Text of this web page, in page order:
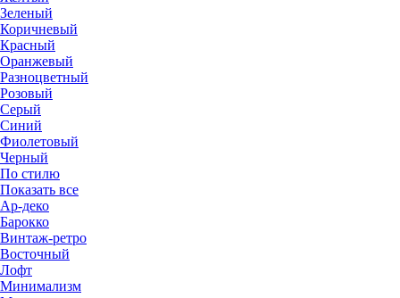
Зеленый
Коричневый
Красный
Оранжевый
Разноцветный
Розовый
Серый
Синий
Фиолетовый
Черный
По стилю
Показать все
Ар-деко
Барокко
Винтаж-ретро
Восточный
Лофт
Минимализм